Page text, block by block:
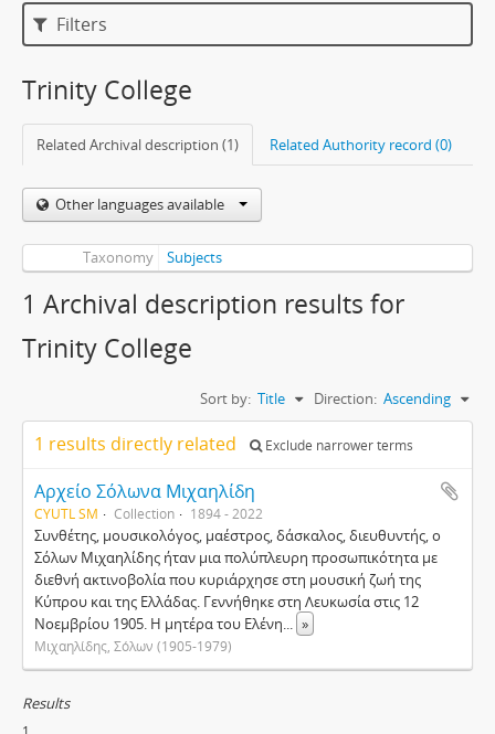
Filters
Trinity College
Related Archival description (1) Related Authority record (0)
Other languages available
Taxonomy Subjects
1 Archival description results for
Trinity College
Sort by: Title Direction: Ascending
1 results directly related Exclude narrower terms
Αρχείο Σόλωνα Μιχαηλίδη
CYUTL SM Collection 1894 - 2022
Συνθέτης, μουσικολόγος, μαέστρος, δάσκαλος, διευθυντής, ο
Σόλων Μιχαηλίδης ήταν μια πολύπλευρη προσωπικότητα με
διεθνή ακτινοβολία που κυριάρχησε στη μουσική ζωή της
Κύπρου και της Ελλάδας. Γεννήθηκε στη Λευκωσία στις 12
Νοεμβρίου 1905. Η μητέρα του Ελένη... »
Μιχαηλίδης, Σόλων (1905-1979)
Results